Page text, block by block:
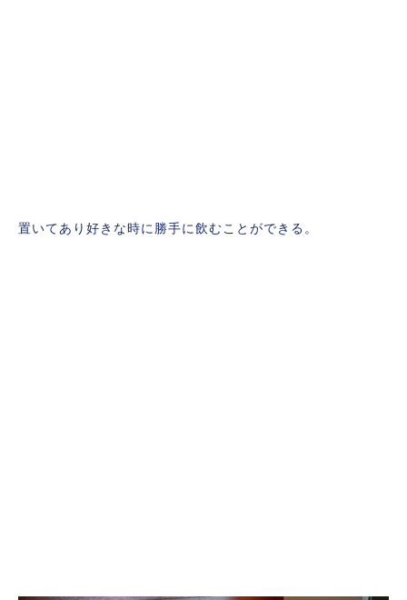
置いてあり好きな時に勝手に飲むことができる。